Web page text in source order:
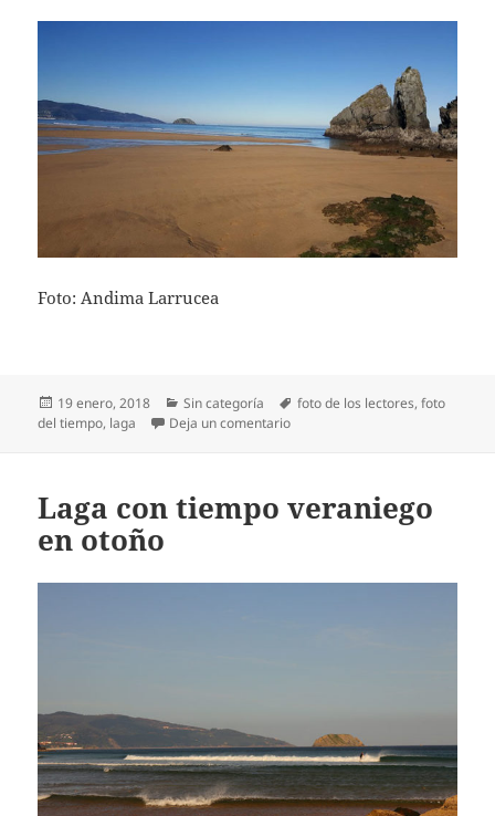
Foto: Andima Larrucea
Publicado
el
19 enero, 2018 Categorías
Sin categoría Etiquetas
foto de los lectores,foto
del tiempo, laga Deja un comentarioen Día soleado en la playa de
Laga con tiempo veraniego
en otoño